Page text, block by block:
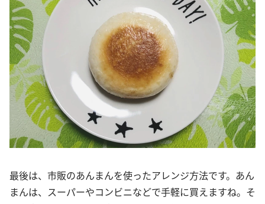
最後は、市販のあんまんを使ったアレンジ方法です。あん
まんは、スーパーやコンビニなどで手軽に買えますね。そ